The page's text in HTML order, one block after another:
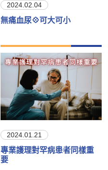
2024.02.04
無痛血尿💠可大可小
2024.01.21
專業護理對罕病患者同樣重
要